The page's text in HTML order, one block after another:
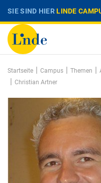
SIE SIND HIERLINDE
Startseite | Campus | Themen |
| Christian Artner